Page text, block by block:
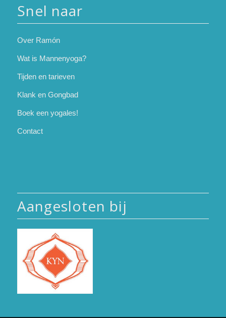
Snel naar
Over Ramón
Wat is Mannenyoga?
Tijden en tarieven
Klank en Gongbad
Boek een yogales!
Contact
Aangesloten bij